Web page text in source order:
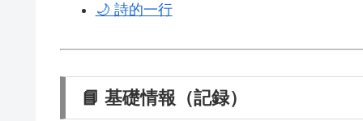
🌙 詩的一行
📘 基礎情報（記録）